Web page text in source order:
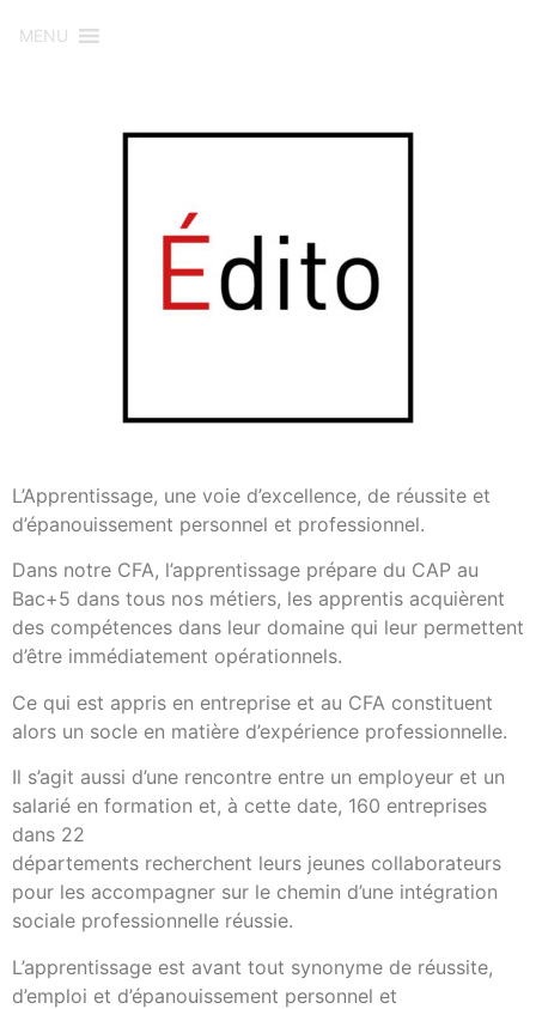
MENU
L’Apprentissage, une voie d’excellence, de réussite et
d’épanouissement personnel et professionnel.
Dans notre CFA, l’apprentissage prépare du CAP au
Bac+5 dans tous nos métiers, les apprentis acquièrent
des compétences dans leur domaine qui leur permettent
d’être immédiatement opérationnels.
Ce qui est appris en entreprise et au CFA constituent
alors un socle en matière d’expérience professionnelle.
Il s’agit aussi d’une rencontre entre un employeur et un
salarié en formation et, à cette date, 160 entreprises
dans 22
départements recherchent leurs jeunes collaborateurs
pour les accompagner sur le chemin d’une intégration
sociale professionnelle réussie.
L’apprentissage est avant tout synonyme de réussite,
d’emploi et d’épanouissement personnel et